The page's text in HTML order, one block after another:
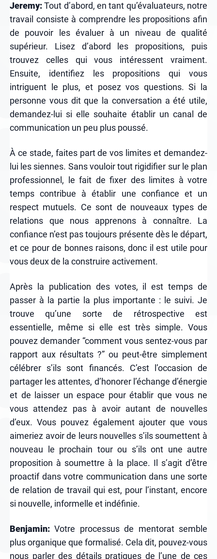
Jeremy:Tout d’abord, en tant qu’évaluateurs, notre
travail consiste à comprendre les propositions afin
de pouvoir les évaluer à un niveau de qualité
supérieur. Lisez d’abord les propositions, puis
trouvez celles qui vous intéressent vraiment.
Ensuite, identifiez les propositions qui vous
intriguent le plus, et posez vos questions. Si la
personne vous dit que la conversation a été utile,
demandez-lui si elle souhaite établir un canal de
communication un peu plus poussé.
À ce stade, faites part de vos limites et demandez-
lui les siennes. Sans vouloir tout rigidifier sur le plan
professionnel, le fait de fixer des limites à votre
temps contribue à établir une confiance et un
respect mutuels. Ce sont de nouveaux types de
relations que nous apprenons à connaître. La
confiance n’est pas toujours présente dès le départ,
et ce pour de bonnes raisons, donc il est utile pour
vous deux de la construire activement.
Après la publication des votes, il est temps de
passer à la partie la plus importante : le suivi. Je
trouve qu’une sorte de rétrospective est
essentielle, même si elle est très simple. Vous
pouvez demander “comment vous sentez-vous par
rapport aux résultats ?” ou peut-être simplement
célébrer s’ils sont financés. C’est l’occasion de
partager les attentes, d’honorer l’échange d’énergie
et de laisser un espace pour établir que vous ne
vous attendez pas à avoir autant de nouvelles
d’eux. Vous pouvez également ajouter que vous
aimeriez avoir de leurs nouvelles s’ils soumettent à
nouveau le prochain tour ou s’ils ont une autre
proposition à soumettre à la place. Il s’agit d’être
proactif dans votre communication dans une sorte
de relation de travail qui est, pour l’instant, encore
si nouvelle, informelle et indéfinie.
Benjamin: Votre processus de mentorat semble
plus organique que formalisé. Cela dit, pouvez-vous
nous parler des détails pratiques de l’une de ces